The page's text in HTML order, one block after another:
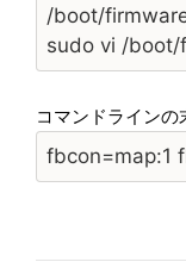
/boot/
sudo vi /
コマンドライン
fbcon=map:1